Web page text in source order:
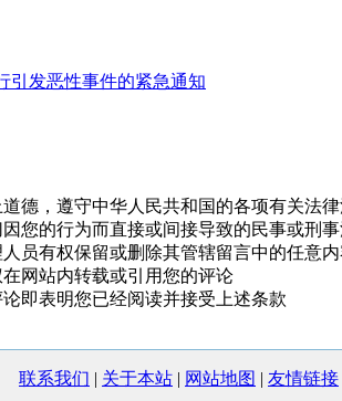
引发恶性事件的紧急通知
德，遵守中华人民共和国的各项有关法
您的行为而直接或间接导致的民事或刑
员有权保留或删除其管辖留言中的任意内
网站内转载或引用您的评论
即表明您已经阅读并接受上述条款
联系我们 | 关于本站 | 网站地图 | 友情链接